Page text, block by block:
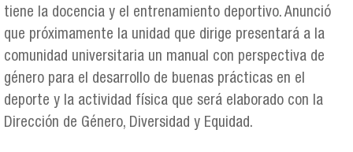
tiene la docencia y el entrenamiento deportivo. Anunció
que próximamente la unidad que dirige presentará a la
comunidad universitaria un manual con perspectiva de
género para el desarrollo de buenas prácticas en el
deporte y la actividad física que será elaborado con la
Dirección de Género, Diversidad y Equidad.